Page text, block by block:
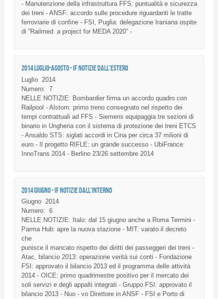
- Manutenzione della infrastruttura FFS: puntualità e sicurezza
dei treni - ANSF: accordo sulle procedure riguardanti le tratte
ferroviarie di confine - FSI, Puglia: delegazione Iraniana ospite
di “Railmed: a project for MEDA 2020” -
2014 LUGLIO-AGOSTO - IF NOTIZIE DALL'ESTERO
Luglio
2014
Numero: 7
NELLE NOTIZIE: Bombardier firma un accordo quadro con
Railpool - Alstom: primo treno consegnato nel rispetto dei
tempi contrattuali ad FFS - Siemens equipaggia tre sezioni di
binario in Ungheria con il sistema di protezione dei treni ETCS
- Ansaldo STS: siglati accordi in Cina per circa 37 milioni di
euro - Il progetto RIFLE: un grande successo - UbiFrance:
InnoTrans 2014 - Berlino 23/26 settembre 2014
2014 GIUGNO - IF NOTIZIE DALL'INTERNO
Giugno 2014
Numero: 6
NELLE NOTIZIE: Italo: dal 15 giugno anchea Roma Termini -
Parma Hub: aprela nuova stazione- MIT: varato il decreto
che
punisce il mancato rispetto dei diritti dei passeggeri dei treni -
Atac, bilancio2013: operazione verità sui conti - Fondazione
FSI : approvato il bilancio2013 ed il programma delle attività
2014 - OICE: primo quadrimestre positivoper il mercato dei
soli servizi e degli appalti integrati - Gruppo FSI : approvato il
bilancio2013 - Nuo- vo Direttorein ANSF- FSI e Porto di